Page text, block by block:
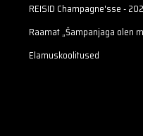
REISID Champagne'sse -
Raamat „Šampanjaga olen
Elamuskoolitused